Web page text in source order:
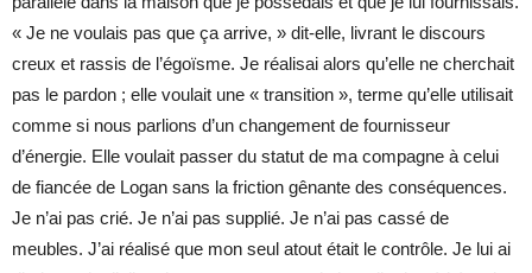
« Je ne voulais pas que ça arrive, » dit-elle, livrant le discours
creux et rassis de l’égoïsme. Je réalisai alors qu’elle ne cherchait
pas le pardon ; elle voulait une « transition », terme qu’elle utilisait
comme si nous parlions d’un changement de fournisseur
d’énergie. Elle voulait passer du statut de ma compagne à celui
de fiancée de Logan sans la friction gênante des conséquences.
Je n’ai pas crié. Je n’ai pas supplié. Je n’ai pas cassé de
meubles. J’ai réalisé que mon seul atout était le contrôle. Je lui ai